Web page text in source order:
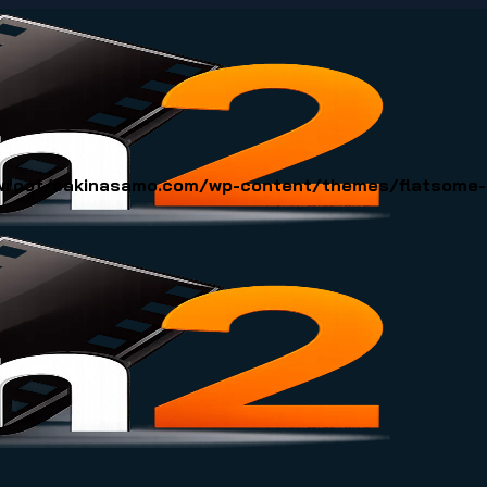
sakinasamo.com/wp-content/themes/